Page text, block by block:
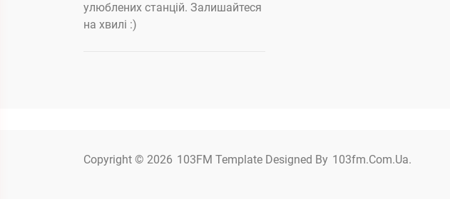
улюблених станцій. Залишайтеся
на хвилі :)
Copyright © 2026 103FM Template Designed By 103fm.com.ua.